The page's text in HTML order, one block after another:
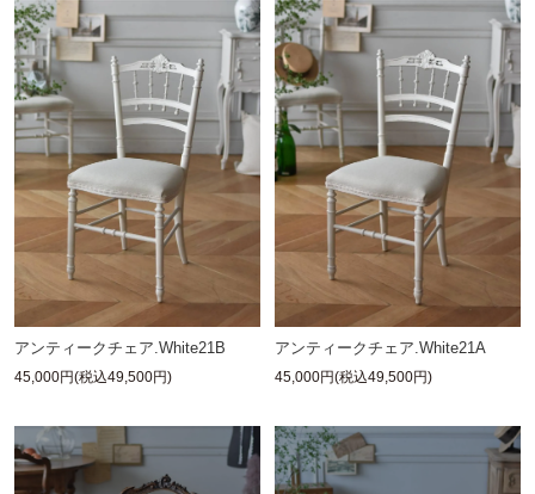
アンティークチェア.White21B
45,000円(税込49,500円)
アンティークチェア.White21A
45,000円(税込49,500円)